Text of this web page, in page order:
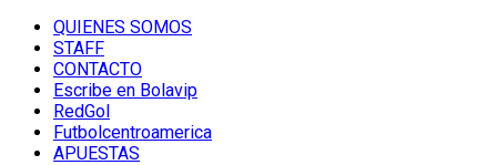
QUIENES SOMOS
STAFF
CONTACTO
Escribe en Bolavip
RedGol
Futbolcentroamerica
APUESTAS